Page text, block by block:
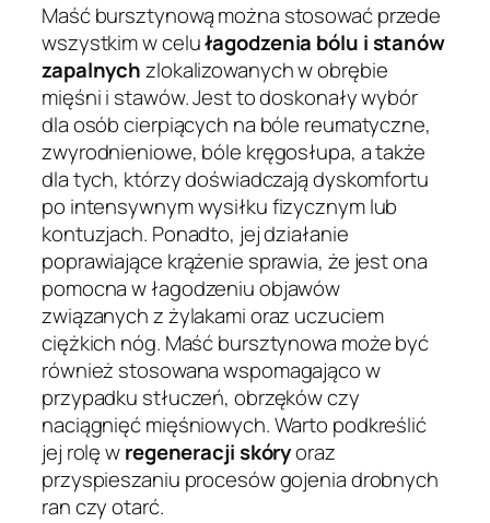
Maść bursztynową można stosować przede
wszystkim w celułagodzenia bólu i stanów
zapalnychzlokalizowanych w obrębie
mięśni i stawów. Jest to doskonały wybór
dla osób cierpiących na bóle reumatyczne,
zwyrodnieniowe, bóle kręgosłupa, a także
dla tych, którzy doświadczają dyskomfortu
po intensywnym wysiłku fizycznym lub
kontuzjach. Ponadto, jej działanie
poprawiające krążenie sprawia, że jest ona
pomocna w łagodzeniu objawów
związanych z żylakami oraz uczuciem
ciężkich nóg. Maść bursztynowa może być
również stosowana wspomagająco w
przypadku stłuczeń, obrzęków czy
naciągnięć mięśniowych. Warto podkreślić
jej rolę wregeneracji skóryoraz
przyspieszaniu procesów gojenia drobnych
ran czy otarć.